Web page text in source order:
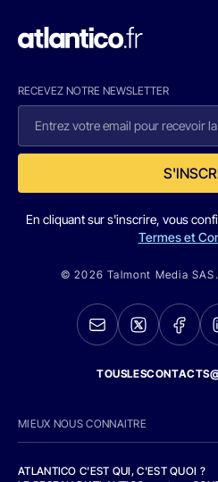
RECEVEZ NOTRE NEWSLETTER
En cliquant sur s'inscrire, vous
Termes et
© 2026 Talmont Media
MIEUX NOUS CONNAITRE
ATLANTICO C'EST QUI, C'EST QUOI ?